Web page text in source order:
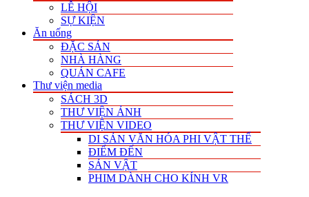
LỄ HỘI
SỰ KIỆN
Ăn uống
ĐẶC SẢN
NHÀ HÀNG
QUÁN CAFE
Thư viện media
SÁCH 3D
THƯ VIỆN ẢNH
THƯ VIỆN VIDEO
DI SẢN VĂN HÓA PHI VẬT THỂ
ĐIỂM ĐẾN
SẢN VẬT
PHIM DÀNH CHO KÍNH VR